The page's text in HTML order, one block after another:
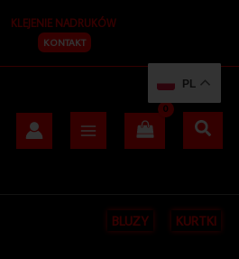
KLEJENIE NADRUKÓW
KONTAKT
BLUZY KURTKI
PL